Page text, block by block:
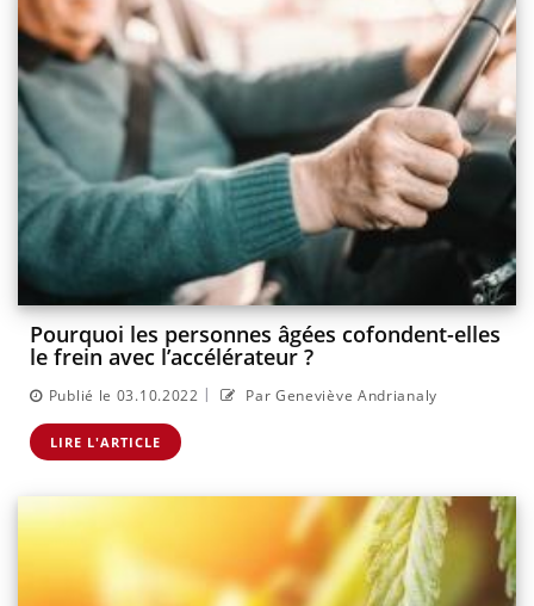
Pourquoi les personnes âgées cofondent-elles
le frein avec l’accélérateur ?
Publié le 03.10.2022 | Par Geneviève Andrianaly
LIRE L'ARTICLE